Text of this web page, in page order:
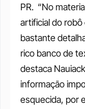
PR. “No
artificial do
bastante
rico banco de
destaca
informação
esquecida, por